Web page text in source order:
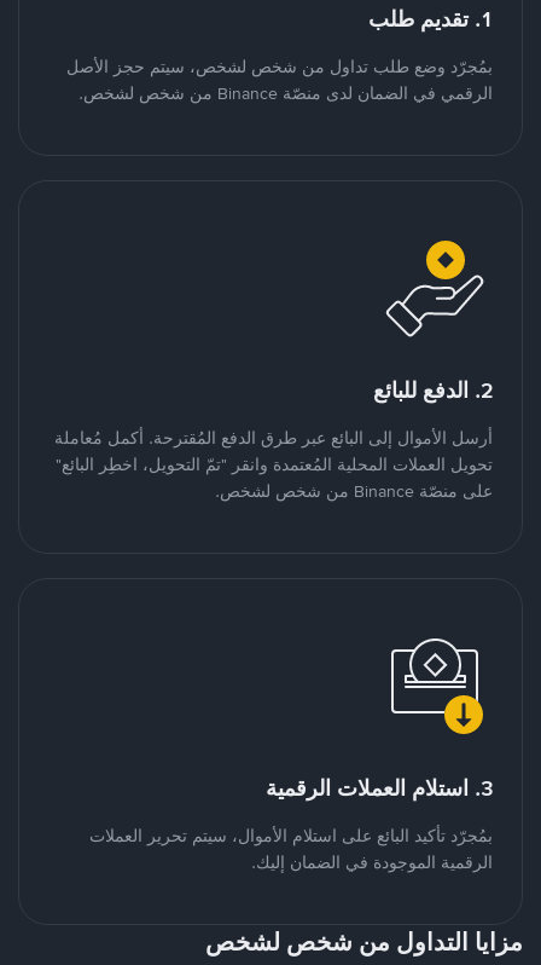
1. تقديم طلب
بمُجرّد وضع طلب تداول من شخص لشخص، سيتم حجز الأصل
الرقمي في الضمان لدى منصّة Binance من شخص لشخص.
2. الدفع للبائع
أرسل الأموال إلى البائع عبر طرق الدفع المُقترحة. أكمل مُعاملة
تحويل العملات المحلية المُعتمدة وانقر "تمّ التحويل، اخطِر البائع"
على منصّة Binance من شخص لشخص.
3. استلام العملات الرقمية
بمُجرّد تأكيد البائع على استلام الأموال، سيتم تحرير العملات
الرقمية الموجودة في الضمان إليك.
مزايا التداول من شخص لشخص